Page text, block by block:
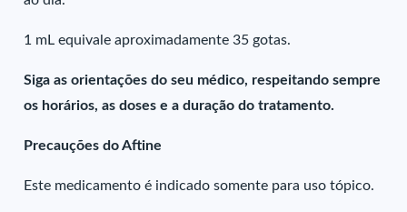
1 mL equivale aproximadamente 35 gotas.
Siga as orientações do seu médico, respeitando sempre
os horários, as doses e a duração do tratamento.
Precauções do Aftine
Este medicamento é indicado somente para uso tópico.